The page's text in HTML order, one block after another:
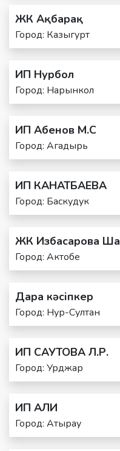
ЖК Ақбарақ
Город: Казыгурт
ИП Нурбол
Город: Hарынкол
ИП Абенов М.С
Город: Агадырь
ИП КАНАТБАЕВА
Город: Баскудук
ЖК Избасарова
Город: Актобе
Дара кәсіпкер
Город: Нур-Султан
ИП САУТОВА Л.Р.
Город: Урджар
ИП АЛИ
Город: Атырау